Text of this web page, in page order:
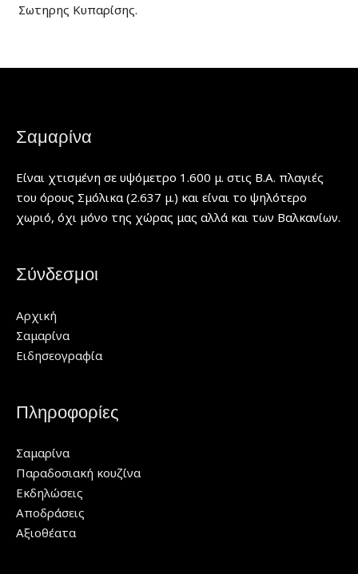
Σωτηρης Κυπαρίσης.
Σαμαρίνα
Είναι χτισμένη σε υψόμετρο 1.600 μ. στις Β.Α. πλαγιές
του όρους Σμόλικα (2.637 μ.) και είναι το ψηλότερο
χωριό, όχι μόνο της χώρας μας αλλά και των Βαλκανίων.
Σύνδεσμοι
Αρχική
Σαμαρίνα
Ειδησεογραφία
Πληροφορίες
Σαμαρίνα
Παραδοσιακή κουζίνα
Εκδηλώσεις
Αποδράσεις
Αξιοθέατα